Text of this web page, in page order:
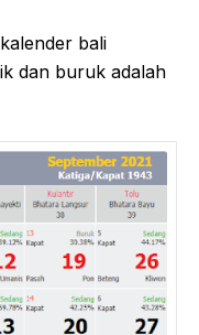
bali
dan buruk adalah